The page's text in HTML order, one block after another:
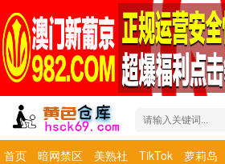
首页 暗网禁区 美熟社 TikTok 萝莉岛